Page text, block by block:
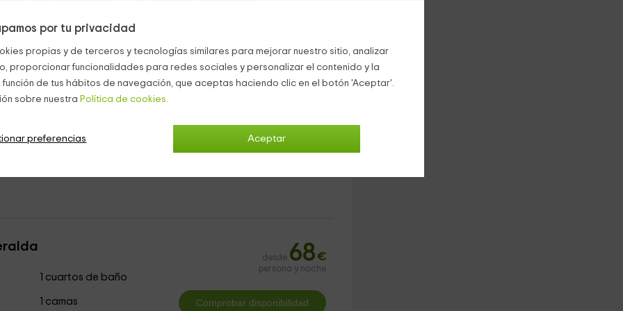
por tu privacidad
propias y de terceros y tecnologías similares para mejorar nuestro sitio, analizar
proporcionar funcionalidades para redes sociales y personalizar el contenido y la
de tus hábitos de navegación, que aceptas haciendo clic en el botón 'Aceptar'.
sobre nuestra Política de cookies.
Aceptar
preferencias
una mesa bastante amplia, además de sillones donde descansar
de una espectacular piscina rectangular en la que podrás
para una relajación total.
1 cuartos de baño
1 camas
desde 68€
persona y noche